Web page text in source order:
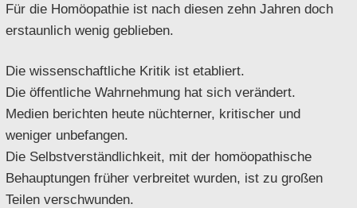
Für die Homöopathie ist nach diesen zehn Jahren doch
erstaunlich wenig geblieben.
Die wissenschaftliche Kritik ist etabliert.
Die öffentliche Wahrnehmung hat sich verändert.
Medien berichten heute nüchterner, kritischer und
weniger unbefangen.
Die Selbstverständlichkeit, mit der homöopathische
Behauptungen früher verbreitet wurden, ist zu großen
Teilen verschwunden.